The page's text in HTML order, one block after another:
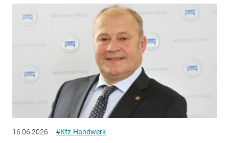
16.06.2026 #Kfz-Handwerk